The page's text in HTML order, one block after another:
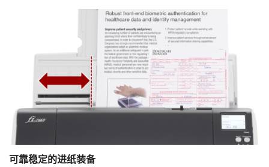
可靠稳定的进纸装备